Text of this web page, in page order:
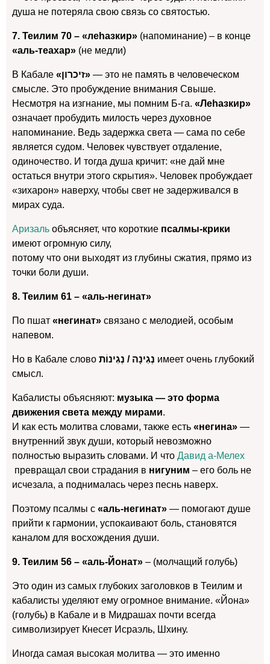
душа не потеряла свою связь со святостью.
7. Теилим 70 – «леhазкир» (напоминание) – в конце
«аль-теахар» (не медли)
В Кабале «זיכרון» — это не память в человеческом
смысле. Это пробуждение внимания Свыше.
Несмотря на изгнание, мы помним Б-га. «Леhазкир»
означает пробудить милость через духовное
напоминание. Ведь задержка света — сама по себе
является судом. Человек чувствует отдаление,
одиночество. И тогда душа кричит: «не дай мне
остаться внутри этого скрытия». Человек пробуждает
«зихарон» наверху, чтобы свет не задерживался в
мирах суда.
Аризаль объясняет, что короткие псалмы-крики
имеют огромную силу,
потому что они выходят из глубины сжатия, прямо из
точки боли души.
8. Теилим 61 – «аль-негинат»
По пшат «негинат» связано с мелодией, особым
напевом.
Но в Кабале слово נְגִינָה / נְגִינוֹת имеет очень глубокий
смысл.
Кабалисты объясняют: музыка — это форма
движения света между мирами.
И как есть молитва словами, также есть «негина» —
внутренний звук души, который невозможно
полностью выразить словами. И что Давид а-Мелех
превращал свои страдания в нигуним – его боль не
исчезала, а поднималась через песнь наверх.
Поэтому псалмы с «аль-негинат» — помогают душе
прийти к гармонии, успокаивают боль, становятся
каналом для восхождения души.
9. Теилим 56 – «аль-Йонат» – (молчащий голубь)
Это один из самых глубоких заголовков в Теилим и
кабалисты уделяют ему огромное внимание. «Йона»
(голубь) в Кабале и в Мидрашах почти всегда
символизирует Кнесет Исраэль, Шхину.
Иногда самая высокая молитва — это именно